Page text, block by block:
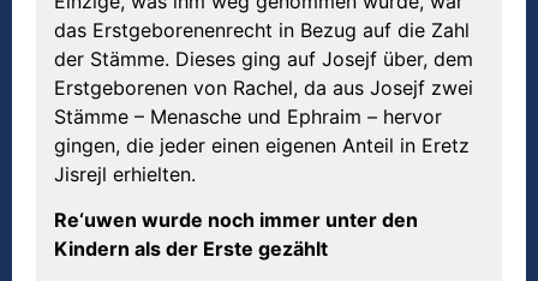
das Erstgeborenenrecht in Bezug auf die Zahl
der Stämme. Dieses ging auf Josejf über, dem
Erstgeborenen von Rachel, da aus Josejf zwei
Stämme – Menasche und Ephraim – hervor
gingen, die jeder einen eigenen Anteil in Eretz
Jisrejl erhielten.
Re‘uwen wurde noch immer unter den
Kindern als der Erste gezählt